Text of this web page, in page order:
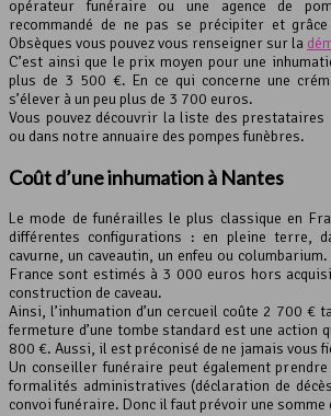
opérateur funéraire ou une agence de
recommandé de ne pas se précipiter et
Obsèques vous pouvez vous renseigner sur la
C’est ainsi que le prix moyen pour une
plus de 3 500 €. En ce qui concerne une
s’élever à un peu plus de 3 700 euros.
Vous pouvez découvrir la liste des
ou dans notre annuaire des pompes funèbres.
Coût d’une inhumation à Nantes
Le mode de funérailles le plus classique en
différentes configurations : en pleine terre,
cavurne, un caveautin, un enfeu ou
France sont estimés à 3 000 euros hors
construction de caveau.
Ainsi, l’inhumation d’un cercueil coûte 2 700 €
fermeture d’une tombe standard est une action
800 €. Aussi, il est préconisé de ne jamais vous
Un conseiller funéraire peut également
formalités administratives (déclaration de
convoi funéraire. Donc il faut prévoir une somme